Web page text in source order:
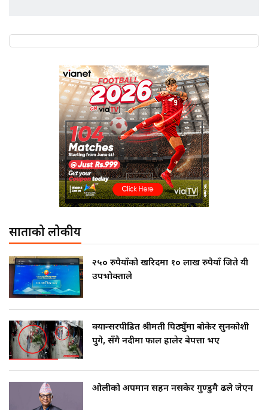
साताको लोकप्रीय
२५० रुपैयाँको खरिदमा १० लाख रुपैयाँ जिते यी
उपभोक्ताले
क्यान्सरपीडित श्रीमती पिठ्युँमा बोकेर सुनकोशी
पुगे, सँगै नदीमा फाल हालेर बेपत्ता भए
ओलीको अपमान सहन नसकेर गुण्डुमै ढले जेएन